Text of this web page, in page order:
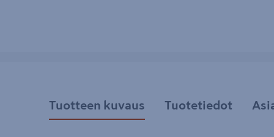
Tuotteen kuvaus Tuotetiedot